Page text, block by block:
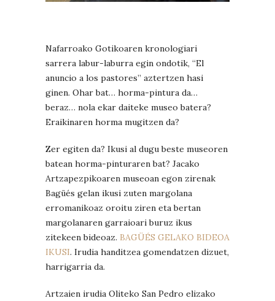
Nafarroako Gotikoaren kronologiari
sarrera labur-laburra egin ondotik, “El
anuncio a los pastores” aztertzen hasi
ginen. Ohar bat… horma-pintura da…
beraz… nola ekar daiteke museo batera?
Eraikinaren horma mugitzen da?
Zer egiten da? Ikusi al dugu beste museoren
batean horma-pinturaren bat? Jacako
Artzapezpikoaren museoan egon zirenak
Bagüés gelan ikusi zuten margolana
erromanikoaz oroitu ziren eta bertan
margolanaren garraioari buruz ikus
zitekeen bideoaz. BAGÜÉS GELAKO BIDEOA
IKUSI. Irudia handitzea gomendatzen dizuet,
harrigarria da.
Artzaien irudia Oliteko San Pedro elizako